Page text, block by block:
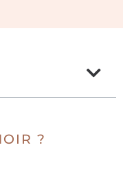
?